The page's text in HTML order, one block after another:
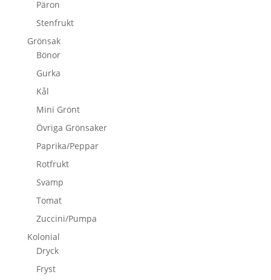
Päron
Stenfrukt
Grönsak
Bönor
Gurka
Kål
Mini Grönt
Övriga Grönsaker
Paprika/Peppar
Rotfrukt
Svamp
Tomat
Zuccini/Pumpa
Kolonial
Dryck
Fryst